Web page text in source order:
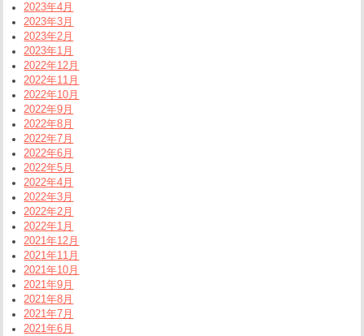
2023年4月
2023年3月
2023年2月
2023年1月
2022年12月
2022年11月
2022年10月
2022年9月
2022年8月
2022年7月
2022年6月
2022年5月
2022年4月
2022年3月
2022年2月
2022年1月
2021年12月
2021年11月
2021年10月
2021年9月
2021年8月
2021年7月
2021年6月